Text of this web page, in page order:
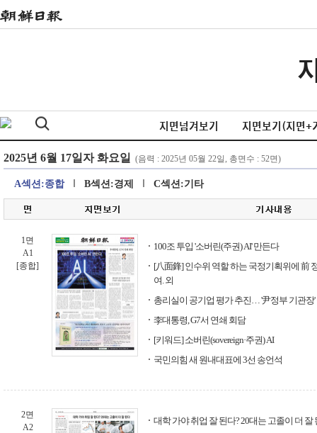
지면넘겨보기 지면보기(지면+
A섹션:종합 B섹션:경제 C섹션:기타
1면
A1
[종합]
100조 투입 '소버린(주권) AI' 만든다
[八面鋒] 인수위 역할 하는 국정기획위에 前
여. 외
총리실이 공기업 평가 추진… '尹정부 기관장'
李대통령, G7서 연쇄 회담
[키워드] 소버린(sovereign·주권) AI
국민의힘 새 원내대표에 3선 송언석
2면
A2
대학 가야 취업 잘 된다? 20대는 고졸이 더 잘